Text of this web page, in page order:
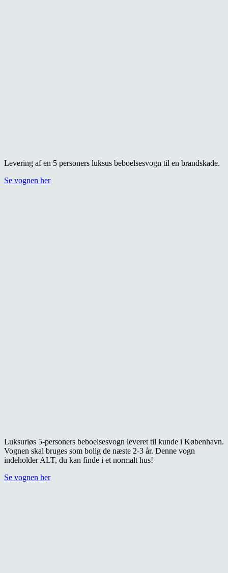
Levering af en 5 personers luksus beboelsesvogn til en brandskade.
Se vognen her
Luksuriøs 5-personers beboelsesvogn leveret til kunde i København.
Vognen skal bruges som bolig de næste 2-3 år. Denne vogn
indeholder ALT, du kan finde i et normalt hus!
Se vognen her